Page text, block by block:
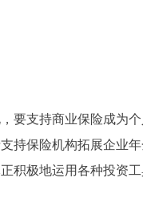
支持商业保险成为
持保险机构拓展企业
积极地运用各种投资